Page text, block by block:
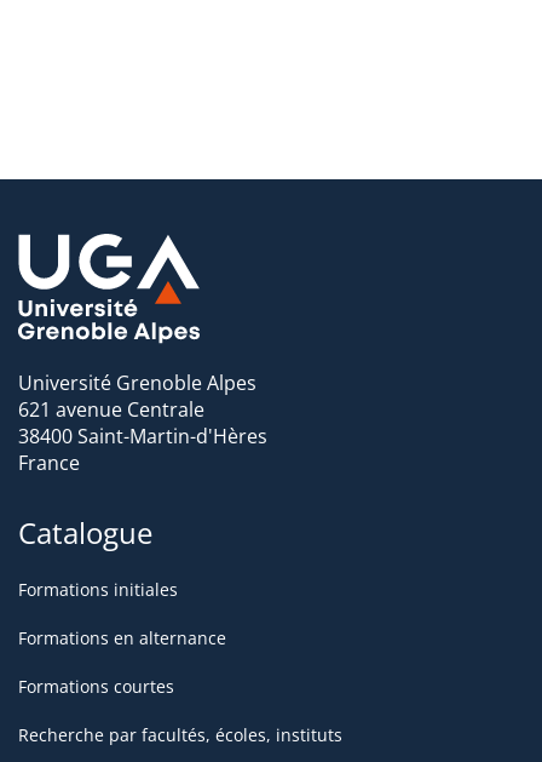
Université Grenoble Alpes
621 avenue Centrale
38400 Saint-Martin-d'Hères
France
Catalogue
Formations initiales
Formations en alternance
Formations courtes
Recherche par facultés, écoles, instituts